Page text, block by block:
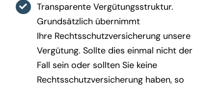
Transparente Vergütungsstruktur.
Grundsätzlich übernimmt
Ihre Rechtsschutzversicherung unsere
Vergütung. Sollte dies einmal nicht der
Fall sein oder sollten Sie keine
Rechtsschutzversicherung haben, so